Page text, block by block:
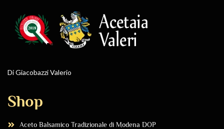
Di Giacobazzi Valerio
Shop
Aceto Balsamico Tradizionale di Modena DOP